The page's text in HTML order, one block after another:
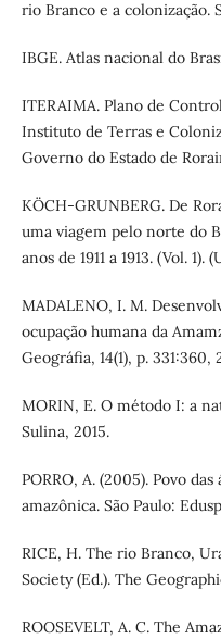
rio Branco e a colonização.
IBGE. Atlas nacional do
ITERAIMA. Plano de
Instituto de Terras e
Governo do Estado de
KÖCH-GRUNBERG. De
uma viagem pelo norte do
anos de 1911 a 1913. (Vol. 1).
MADALENO, I. M.
ocupação humana da
Geográfia, 14(1), p. 331:360,
MORIN, E. O método I: a
Sulina, 2015.
PORRO, A. (2005). Povo
amazônica. São Paulo:
RICE, H. The rio Branco,
Society (Ed.). The
ROOSEVELT, A. C. The